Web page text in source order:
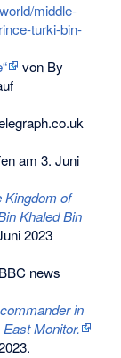
middle-
turki-bin-
von By
am 3. Juni
Kingdom of
Khaled Bin
2023
BBC news
in
Monitor.
.